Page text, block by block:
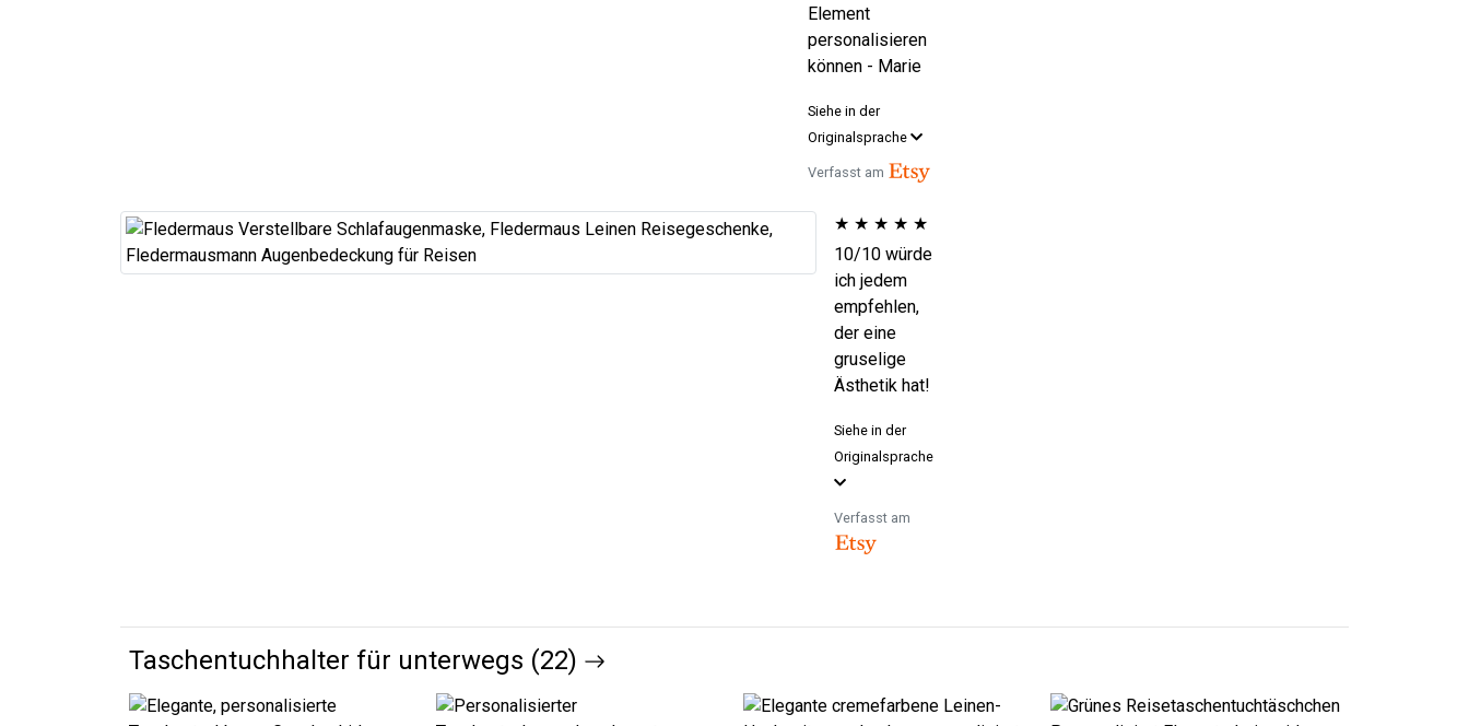
Element
personalisieren
können - Marie
Siehe in der
Originalsprache
Verfasst am
★ ★ ★ ★ ★
10/10 würde
ich jedem
empfehlen,
der eine
gruselige
Ästhetik hat!
Siehe in der
Originalsprache
Verfasst am
Taschentuchhalter für unterwegs (22)